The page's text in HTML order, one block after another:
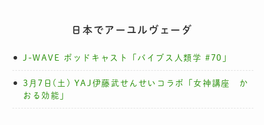
日本でアーユルヴェーダ
J-WAVE ポッドキャスト「バイブス人類学 #70」
3月7日(土) YAJ伊藤武せんせいコラボ「女神講座 か
おる効能」